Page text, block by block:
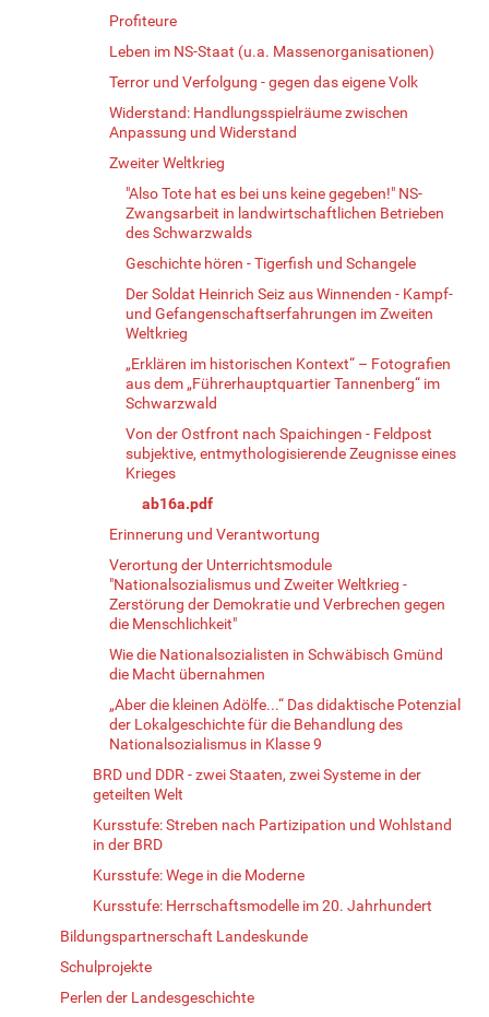
Profiteure
Leben im NS-Staat (u.a. Massenorganisationen)
Terror und Verfolgung - gegen das eigene Volk
Widerstand: Handlungsspielräume zwischen
Anpassung und Widerstand
Zweiter Weltkrieg
"Also Tote hat es bei uns keine gegeben!" NS-
Zwangsarbeit in landwirtschaftlichen Betrieben
des Schwarzwalds
Geschichte hören - Tigerfish und Schangele
Der Soldat Heinrich Seiz aus Winnenden - Kampf-
und Gefangenschaftserfahrungen im Zweiten
Weltkrieg
„Erklären im historischen Kontext“ – Fotografien
aus dem „Führerhauptquartier Tannenberg“ im
Schwarzwald
Von der Ostfront nach Spaichingen - Feldpost
subjektive, entmythologisierende Zeugnisse eines
Krieges
ab16a.pdf
Erinnerung und Verantwortung
Verortung der Unterrichtsmodule
"Nationalsozialismus und Zweiter Weltkrieg -
Zerstörung der Demokratie und Verbrechen gegen
die Menschlichkeit"
Wie die Nationalsozialisten in Schwäbisch Gmünd
die Macht übernahmen
„Aber die kleinen Adölfe...“ Das didaktische Potenzial
der Lokalgeschichte für die Behandlung des
Nationalsozialismus in Klasse 9
BRD und DDR - zwei Staaten, zwei Systeme in der
geteilten Welt
Kursstufe: Streben nach Partizipation und Wohlstand
in der BRD
Kursstufe: Wege in die Moderne
Kursstufe: Herrschaftsmodelle im 20. Jahrhundert
Bildungspartnerschaft Landeskunde
Schulprojekte
Perlen der Landesgeschichte